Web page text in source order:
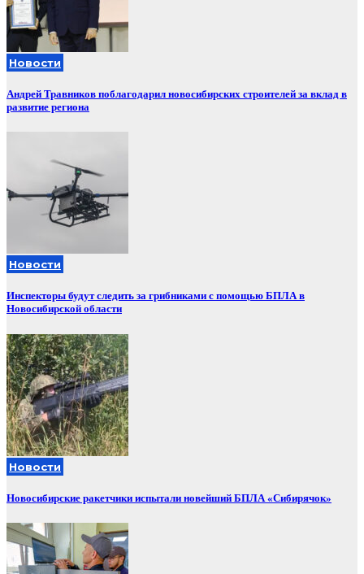
Новости
Андрей Травников поблагодарил новосибирских строителей за вклад в
развитие региона
Новости
Инспекторы будут следить за грибниками с помощью БПЛА в
Новосибирской области
Новости
Новосибирские ракетчики испытали новейший БПЛА «Сибирячок»